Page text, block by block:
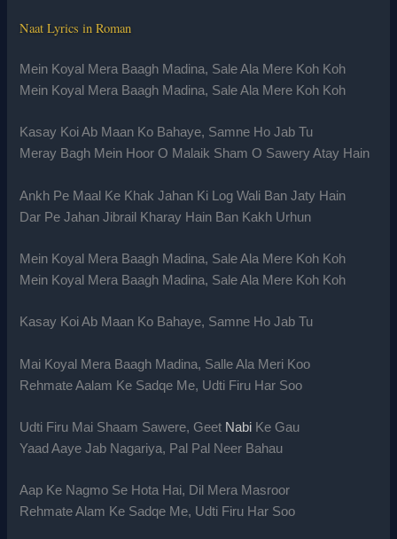
Naat Lyrics in Roman
Mein Koyal Mera Baagh Madina, Sale Ala Mere Koh Koh
Mein Koyal Mera Baagh Madina, Sale Ala Mere Koh Koh
Kasay Koi Ab Maan Ko Bahaye, Samne Ho Jab Tu
Meray Bagh Mein Hoor O Malaik Sham O Sawery Atay Hain
Ankh Pe Maal Ke Khak Jahan Ki Log Wali Ban Jaty Hain
Dar Pe Jahan Jibrail Kharay Hain Ban Kakh Urhun
Mein Koyal Mera Baagh Madina, Sale Ala Mere Koh Koh
Mein Koyal Mera Baagh Madina, Sale Ala Mere Koh Koh
Kasay Koi Ab Maan Ko Bahaye, Samne Ho Jab Tu
Mai Koyal Mera Baagh Madina, Salle Ala Meri Koo
Rehmate Aalam Ke Sadqe Me, Udti Firu Har Soo
Udti Firu Mai Shaam Sawere, Geet Nabi Ke Gau
Yaad Aaye Jab Nagariya, Pal Pal Neer Bahau
Aap Ke Nagmo Se Hota Hai, Dil Mera Masroor
Rehmate Alam Ke Sadqe Me, Udti Firu Har Soo